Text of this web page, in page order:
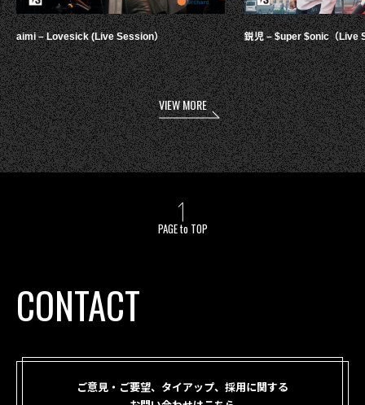
aimi – Lovesick (Live Session） 鋭児 – $uper $onic（Live
VIEW MORE
PAGE to TOP
CONTACT
ご意見・ご要望、タイアップ、採用に関する